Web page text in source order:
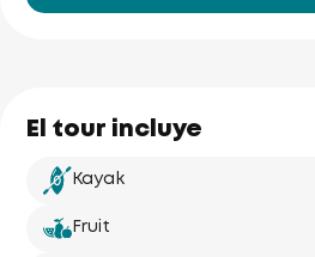
El tour incluye
Kayak
Fruit